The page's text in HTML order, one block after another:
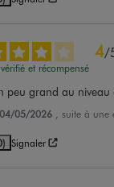
4/
et récompensé
peu grand au niveau
04/05/2026 , suite à une
Signaler